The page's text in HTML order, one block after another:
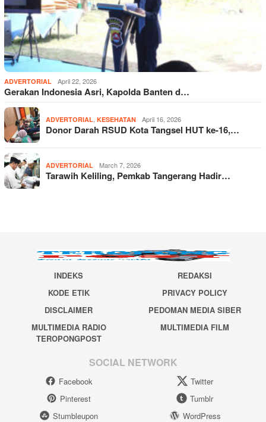
ADVERTORIAL April 22, 2026
Gerakan Indonesia Asri, Kapolda Banten d…
ADVERTORIAL KESEHATAN April 16, 2026
Donor Darah RSUD Kota Tangsel HUT ke-16,…
ADVERTORIAL March 7, 2026
Tarawih Keliling, Pemkab Tangerang Hadir…
INDEKS
REDAKSI
KODE ETIK
PRIVACY POLICY
DISCLAIMER
PEDOMAN MEDIA SIBER
MULTIMEDIA RADIO
TEROPONGPOST
MULTIMEDIA FILM
SOCIAL NETWORK
Facebook
Twitter
Pinterest
Tumblr
Stumbleupon
WordPress